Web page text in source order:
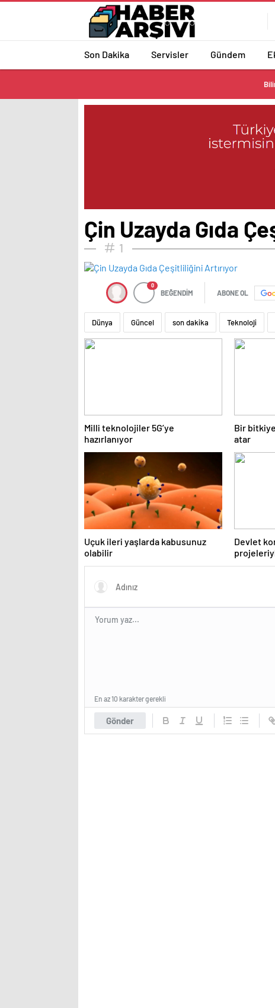
Son Dakika Servisler Gündem
Çin Uzayda Gıda
1
0
BEĞENDİM ABONE OL
Dünya Güncel son dakika Teknoloji
Milli teknolojiler 5G’ye
hazırlanıyor
Bir
atar
Uçuk ileri yaşlarda kabusunuz
olabilir
Devlet
Gönder
En az 10 karakter gerekli